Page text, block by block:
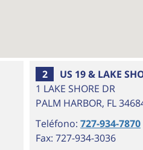
28
31
40
43
2
US 19 & LAKE
1 LAKE SHORE DR
PALM HARBOR, FL
Teléfono:727-934-7870
Fax: 727-934-3036